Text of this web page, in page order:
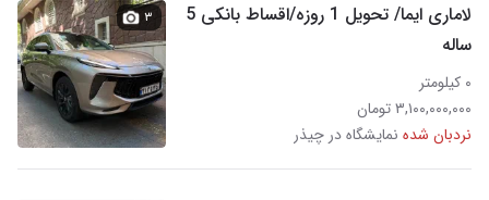
لاماری ایما/ تحویل 1 روزه/اقساط بانکی 5
ساله
۰ کیلومتر
۳,۱۰۰,۰۰۰,۰۰۰ تومان
نردبان شده نمایشگاه در چیذر
۳